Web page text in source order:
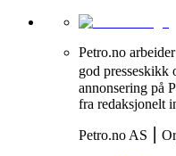
Petro.no
god
annonsering på
fra redaksjonelt
Petro.no AS ⎮